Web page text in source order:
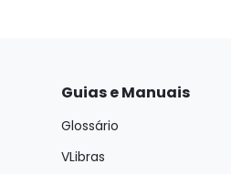
Guias e Manuais
Glossário
VLibras